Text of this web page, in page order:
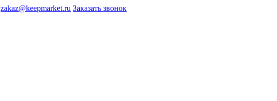
zakaz@keepmarket.ru Заказать звонок